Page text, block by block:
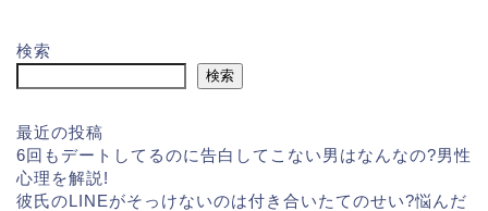
検索
検索
最近の投稿
6回もデートしてるのに告白してこない男はなんなの?男性
心理を解説!
彼氏のLINEがそっけないのは付き合いたてのせい?悩んだ